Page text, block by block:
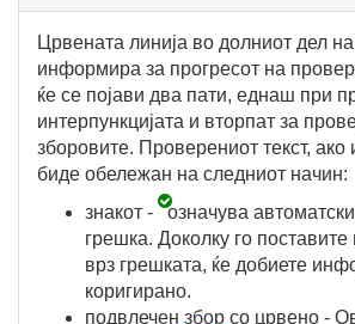
Црвената линија во долниот дел
информира за прогресот на
ќе се појави два пати, еднаш при
интерпункцијата и вторпат за
зборовите. Проверениот текст,
биде обележан на следниот начин:
знакот - означува
грешка. Доколку го
врз грешката, ќе добиете
коригирано.
подвлечен збор со црвено -